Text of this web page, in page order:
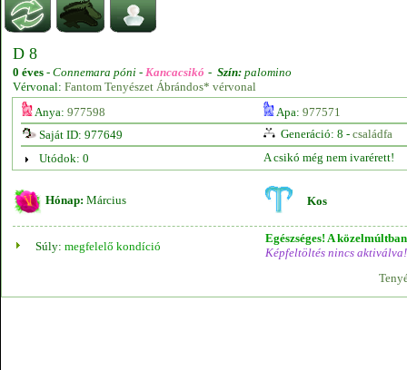
D 8
0 éves - Connemara póni - Kancacsikó - Szín: palomino
Vérvonal: Fantom Tenyészet Ábrándos* vérvonal
Anya: 977598 Apa: 977571
Saját ID: 977649
Generáció: 8 - családfa
Utódok: 0
A csikó még nem ivarérett!
Hónap: Március Kos
Súly: megfelelő kondíció
Egészséges! A
Képfeltöltés nincs aktiválva!